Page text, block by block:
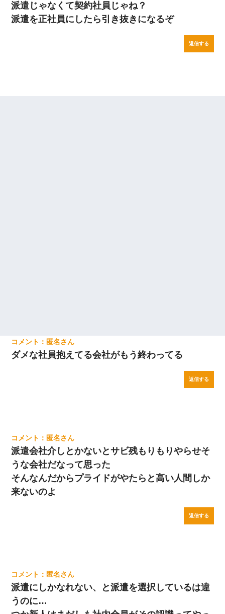
派遣じゃなくて契約社員じゃね？
派遣を正社員にしたら引き抜きになるぞ
返信する
匿名
ダメな社員抱えてる会社がもう終わってる
返信する
匿名
派遣会社介しとかないとサビ残もりもりやらせそ
うな会社だなって思った
そんなんだからプライドがやたらと高い人間しか
来ないのよ
返信する
匿名
派遣にしかなれない、と派遣を選択しているは違
うのに…